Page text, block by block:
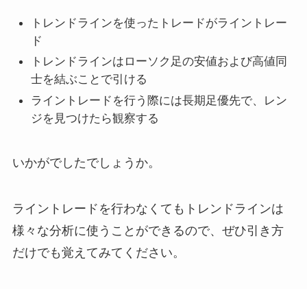
トレンドラインを使ったトレードがライントレー
ド
トレンドラインはローソク足の安値および高値同
士を結ぶことで引ける
ライントレードを行う際には長期足優先で、レン
ジを見つけたら観察する
いかがでしたでしょうか。
ライントレードを行わなくてもトレンドラインは
様々な分析に使うことができるので、ぜひ引き方
だけでも覚えてみてください。